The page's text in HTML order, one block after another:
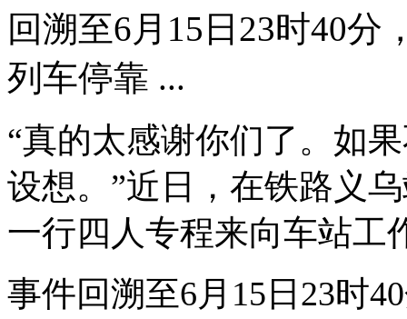
回溯至6月15日23时40分
列车停靠 ...
“真的太感谢你们了。如
设想。”近日，在铁路义
一行四人专程来向车站工
事件回溯至6月15日23时